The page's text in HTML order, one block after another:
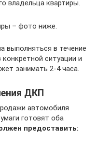
владельца квартиры.
– фото ниже.
выполняться в течение
ситуации и
занимать 2-4 часа.
ДКП
автомобиля
готовят оба
предоставить: